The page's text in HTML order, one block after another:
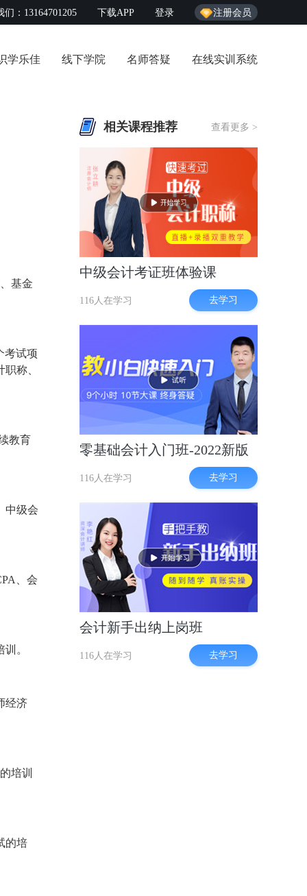
们：13164701205 下载APP 登录 注册会员
学乐佳 线下学院 名师答疑 在线实训系统
基金
考试项
称、
教育
中级会
、会
。
经济
培训
的培
相关课程推荐 查看更多 >
中级会计考证班体验课
116人在学习 去学习
零基础会计入门班-2022新版
116人在学习 去学习
会计新手出纳上岗班
116人在学习 去学习